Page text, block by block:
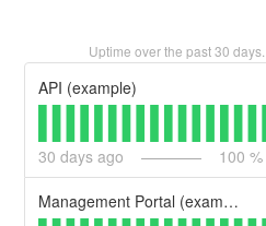
Uptime over the past30 days.
API (example)
30 days ago 100
Management Portal (example)